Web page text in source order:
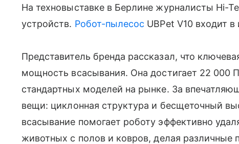
На техновыставке в Берлине журналисты Hi-
устройств. Робот-пылесос UBPet V10 входит в
Представитель бренда рассказал, что
мощность всасывания. Она достигает 22 000
стандартных моделей на рынке. За
вещи: циклонная структура и бесщеточный
всасывание помогает роботу эффективно
животных с полов и ковров, делая